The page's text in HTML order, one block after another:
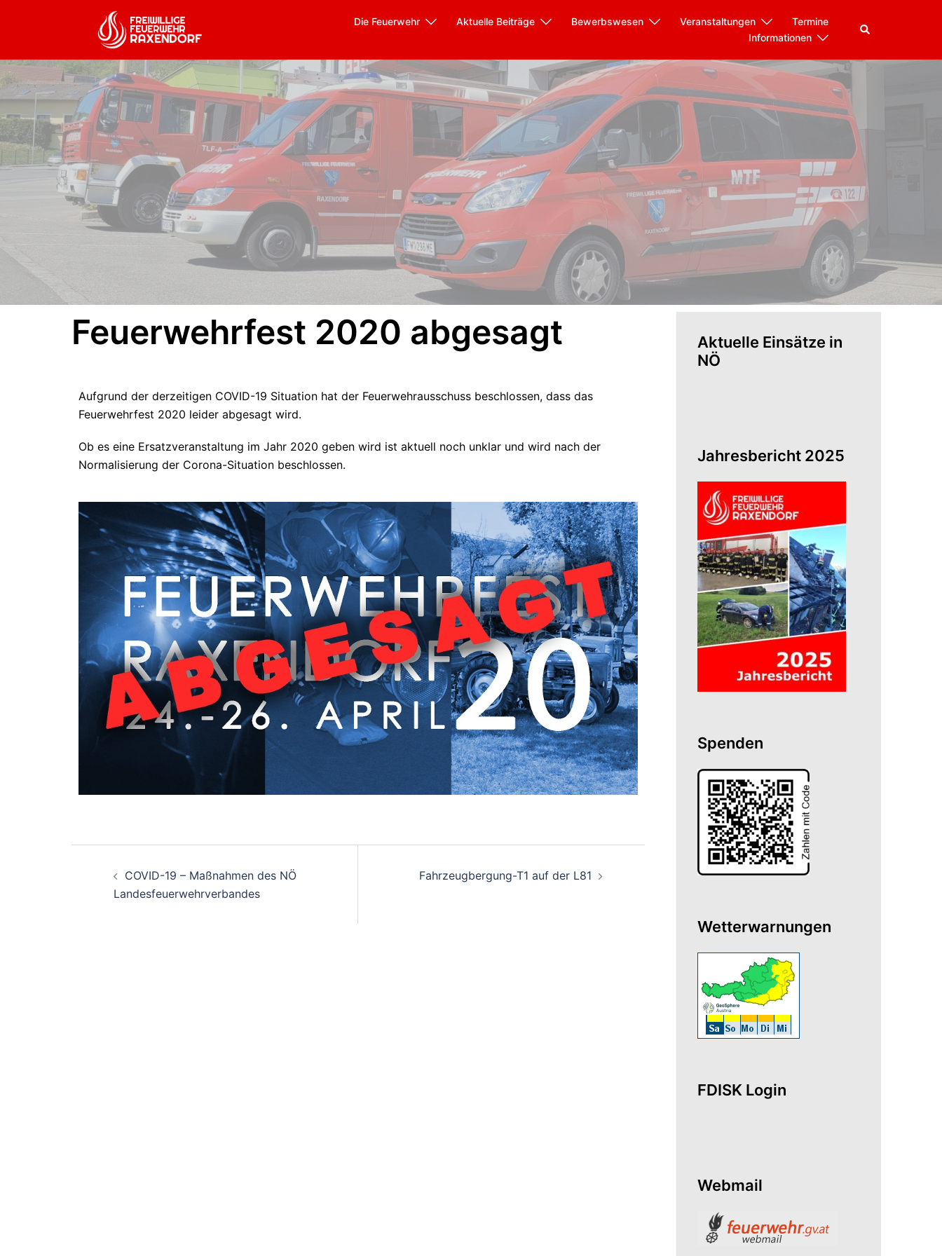
Die Feuerwehr Aktuelle Beiträge Bewerbswesen Veranstaltungen
Termine
Informationen
Feuerwehrfest 2020 abgesagt
Aufgrund der derzeitigen COVID-19 Situation hat der Feuerwehrausschuss beschlossen, dass das
Feuerwehrfest 2020 leider abgesagt wird.
Ob es eine Ersatzveranstaltung im Jahr 2020 geben wird ist aktuell noch unklar und wird nach der
Normalisierung der Corona-Situation beschlossen.
COVID-19 – Maßnahmen des NÖ
Landesfeuerwehrverbandes
Fahrzeugbergung-T1 auf der L81
Aktuelle Einsätze in
NÖ
Jahresbericht 2025
Spenden
Wetterwarnungen
FDISK Login
Webmail